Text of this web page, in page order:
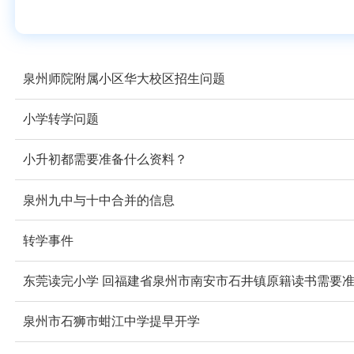
泉州师院附属小区华大校区招生问题
小学转学问题
小升初都需要准备什么资料？
泉州九中与十中合并的信息
转学事件
东莞读完小学 回福建省泉州市南安市石井镇原籍读书需要
泉州市石狮市蚶江中学提早开学